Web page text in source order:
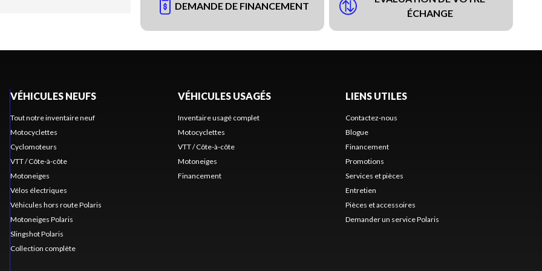
DEMANDE DE FINANCEMENT
ÉCHANGE
VÉHICULES NEUFS
Tout notre inventaire neuf
Motocyclettes
Cyclomoteurs
VTT / Côte-à-côte
Motoneiges
Vélos électriques
Véhicules hors route Polaris
Motoneiges Polaris
Slingshot Polaris
Collection complète
VÉHICULES USAGÉS
Inventaire usagé complet
Motocyclettes
VTT / Côte-à-côte
Motoneiges
Financement
LIENS UTILES
Contactez-nous
Blogue
Financement
Promotions
Services et pièces
Entretien
Pièces et accessoires
Demander un service Polaris